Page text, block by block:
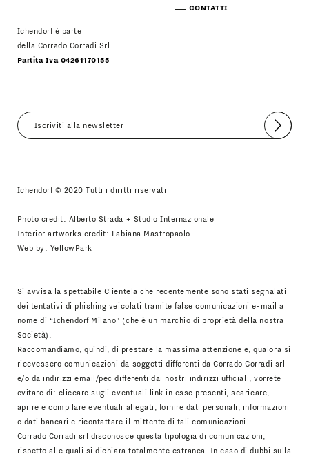
Ichendorf è parte
della Corrado Corradi Srl
Partita Iva 04261170155
CONTATTI
Invia
Ichendorf © 2020 Tutti i diritti riservati
Photo credit: Alberto Strada + Studio Internazionale
Interior artworks credit: Fabiana Mastropaolo
Web by: YellowPark
Si avvisa la spettabile Clientela che recentemente sono stati segnalati
dei tentativi di phishing veicolati tramite false comunicazioni e-mail a
nome di “Ichendorf Milano” (che è un marchio di proprietà della nostra
Società).
Raccomandiamo, quindi, di prestare la massima attenzione e, qualora si
ricevessero comunicazioni da soggetti differenti da Corrado Corradi srl
e/o da indirizzi email/pec differenti dai nostri indirizzi ufficiali, vorrete
evitare di: cliccare sugli eventuali link in esse presenti, scaricare,
aprire e compilare eventuali allegati, fornire dati personali, informazioni
e dati bancari e ricontattare il mittente di tali comunicazioni.
Corrado Corradi srl disconosce questa tipologia di comunicazioni,
rispetto alle quali si dichiara totalmente estranea. In caso di dubbi sulla